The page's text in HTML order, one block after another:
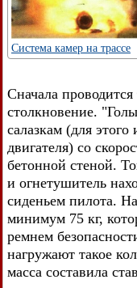
Система камер на трассе
Сначала
столкновение.
салазкам (для
двигателя) со
бетонной стеной.
и огнетушитель
сиденьем пилота.
минимум 75 кг,
ремнем
нагружают такое
масса составила